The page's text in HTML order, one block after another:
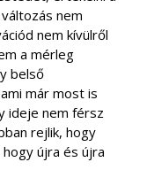
nem
nem kívülről
a mérleg
belső
már most is
ideje nem férsz
rejlik, hogy
újra és újra